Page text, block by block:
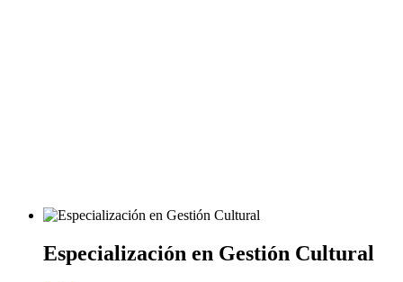
Especialización en Gestión Cultural